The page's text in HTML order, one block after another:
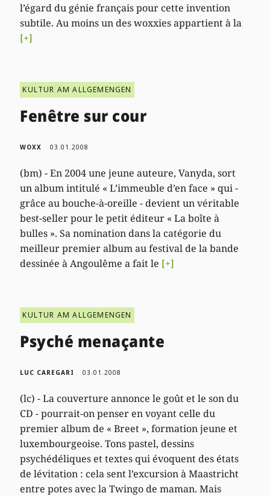
l’égard du génie français pour cette invention
subtile. Au moins un des woxxies appartient à la
[+]
KULTUR AM ALLGEMENGEN
Fenêtre sur cour
WOXX 03.01.2008
(bm) - En 2004 une jeune auteure, Vanyda, sort
un album intitulé « L’immeuble d’en face » qui -
grâce au bouche-à-oreille - devient un véritable
best-seller pour le petit éditeur « La boîte à
bulles ». Sa nomination dans la catégorie du
meilleur premier album au festival de la bande
dessinée à Angoulême a fait le [+]
KULTUR AM ALLGEMENGEN
Psyché menaçante
LUC CAREGARI 03.01.2008
(lc) - La couverture annonce le goût et le son du
CD - pourrait-on penser en voyant celle du
premier album de « Breet », formation jeune et
luxembourgeoise. Tons pastel, dessins
psychédéliques et textes qui évoquent des états
de lévitation : cela sent l’excursion à Maastricht
entre potes avec la Twingo de maman. Mais